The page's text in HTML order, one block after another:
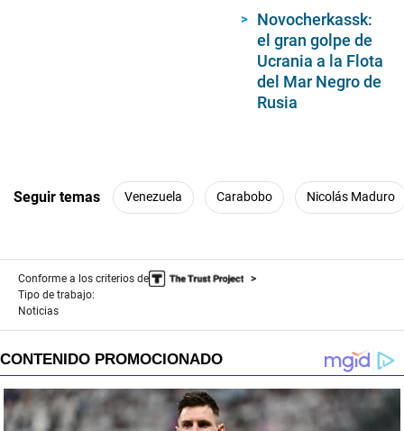
Novocherkassk:
el gran golpe de
Ucrania a la Flota
del Mar Negro de
Rusia
Seguir temas Venezuela Carabobo Nicolás Maduro
Conforme a los criterios de
Tipo de trabajo:
Noticias